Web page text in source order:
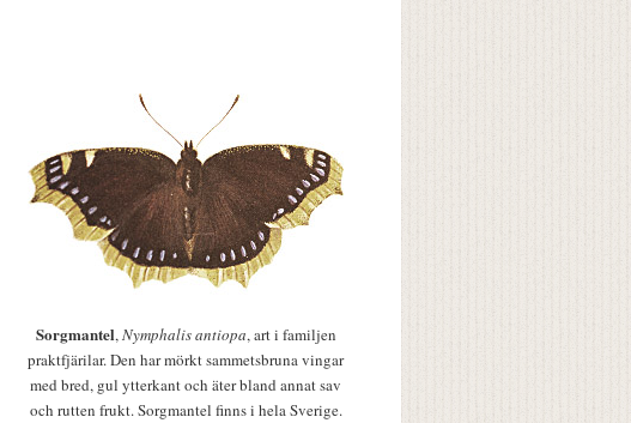
Sorgmantel,Nymphalis antiopa, art i familjen
praktfjärilar. Den har mörkt sammetsbruna vingar
med bred, gul ytterkant och äter bland annat sav
och rutten frukt. Sorgmantel finns i hela Sverige.